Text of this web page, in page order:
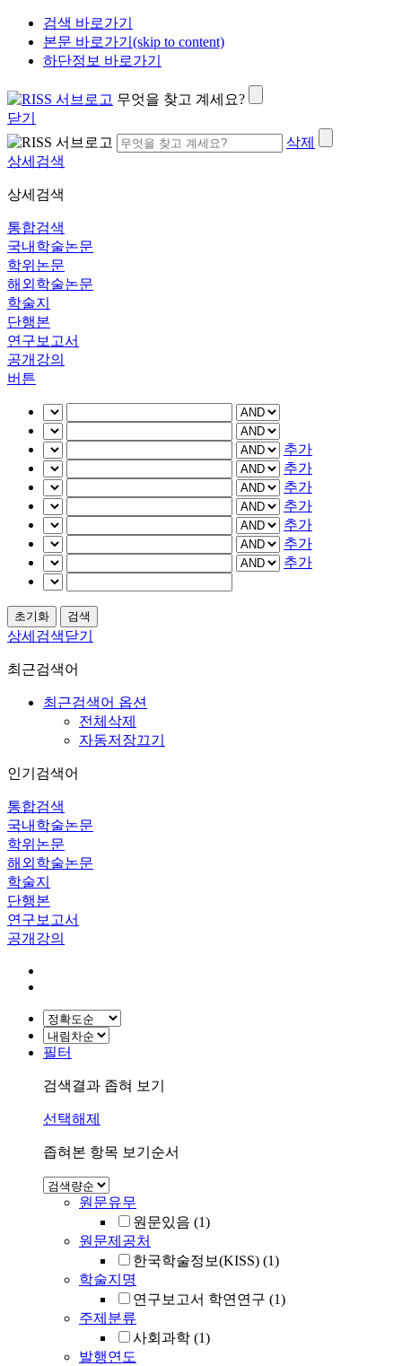
검색 바로가기
본문 바로가기(skip to content)
하단정보 바로가기
무엇을 찾고 계세요?
닫기
삭제
상세검색
상세검색
통합검색
국내학술논문
학위논문
해외학술논문
학술지
단행본
연구보고서
공개강의
버튼
추가
추가
추가
추가
추가
추가
추가
상세검색닫기
최근검색어
최근검색어 옵션
전체삭제
자동저장끄기
인기검색어
통합검색
국내학술논문
학위논문
해외학술논문
학술지
단행본
연구보고서
공개강의
필터
검색결과 좁혀 보기
선택해제
좁혀본 항목 보기순서
원문유무
원문있음 (1)
원문제공처
한국학술정보(KISS) (1)
학술지명
연구보고서 학연연구 (1)
주제분류
사회과학 (1)
발행연도